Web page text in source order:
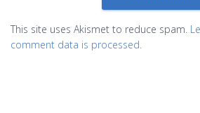
This site uses Akismet to reduce spam.
comment data is processed.